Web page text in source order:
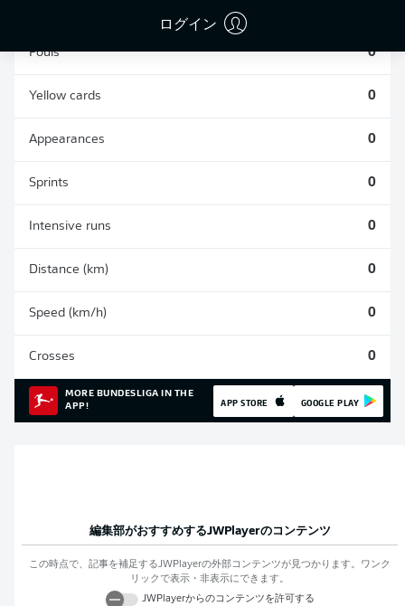
ログイン
Fouls 0
Yellow cards 0
Appearances 0
Sprints 0
Intensive runs 0
Distance (km) 0
Speed (km/h) 0
Crosses 0
MORE BUNDESLIGA IN THE
APP!
APP STORE GOOGLE PLAY
編集部がおすすめするJWPlayerのコンテンツ
この時点で、記事を補足するJWPlayerの外部コンテンツが見つかります。ワンク
リックで表示・非表示にできます。
JWPlayerからのコンテンツを許可する